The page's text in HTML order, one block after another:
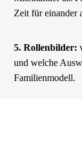
Zeit für einander
5. Rollenbilder:
und welche
Familienmodell.